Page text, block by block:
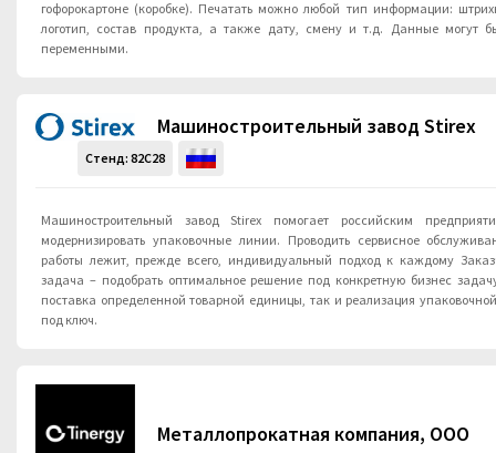
гофорокартоне (коробке). Печатать можно любой тип информации:
логотип, состав продукта, а также дату, смену и т.д. Данные могут
переменными.
Машиностроительный завод Stirex
Стенд: 82C28
Машиностроительный завод Stirex помогает российским
модернизировать упаковочные линии. Проводить сервисное
работы лежит, прежде всего, индивидуальный подход к каждому
задача – подобрать оптимальное решение под конкретную бизнес
поставка определенной товарной единицы, так и реализация
под ключ.
Металлопрокатная компания, ООО